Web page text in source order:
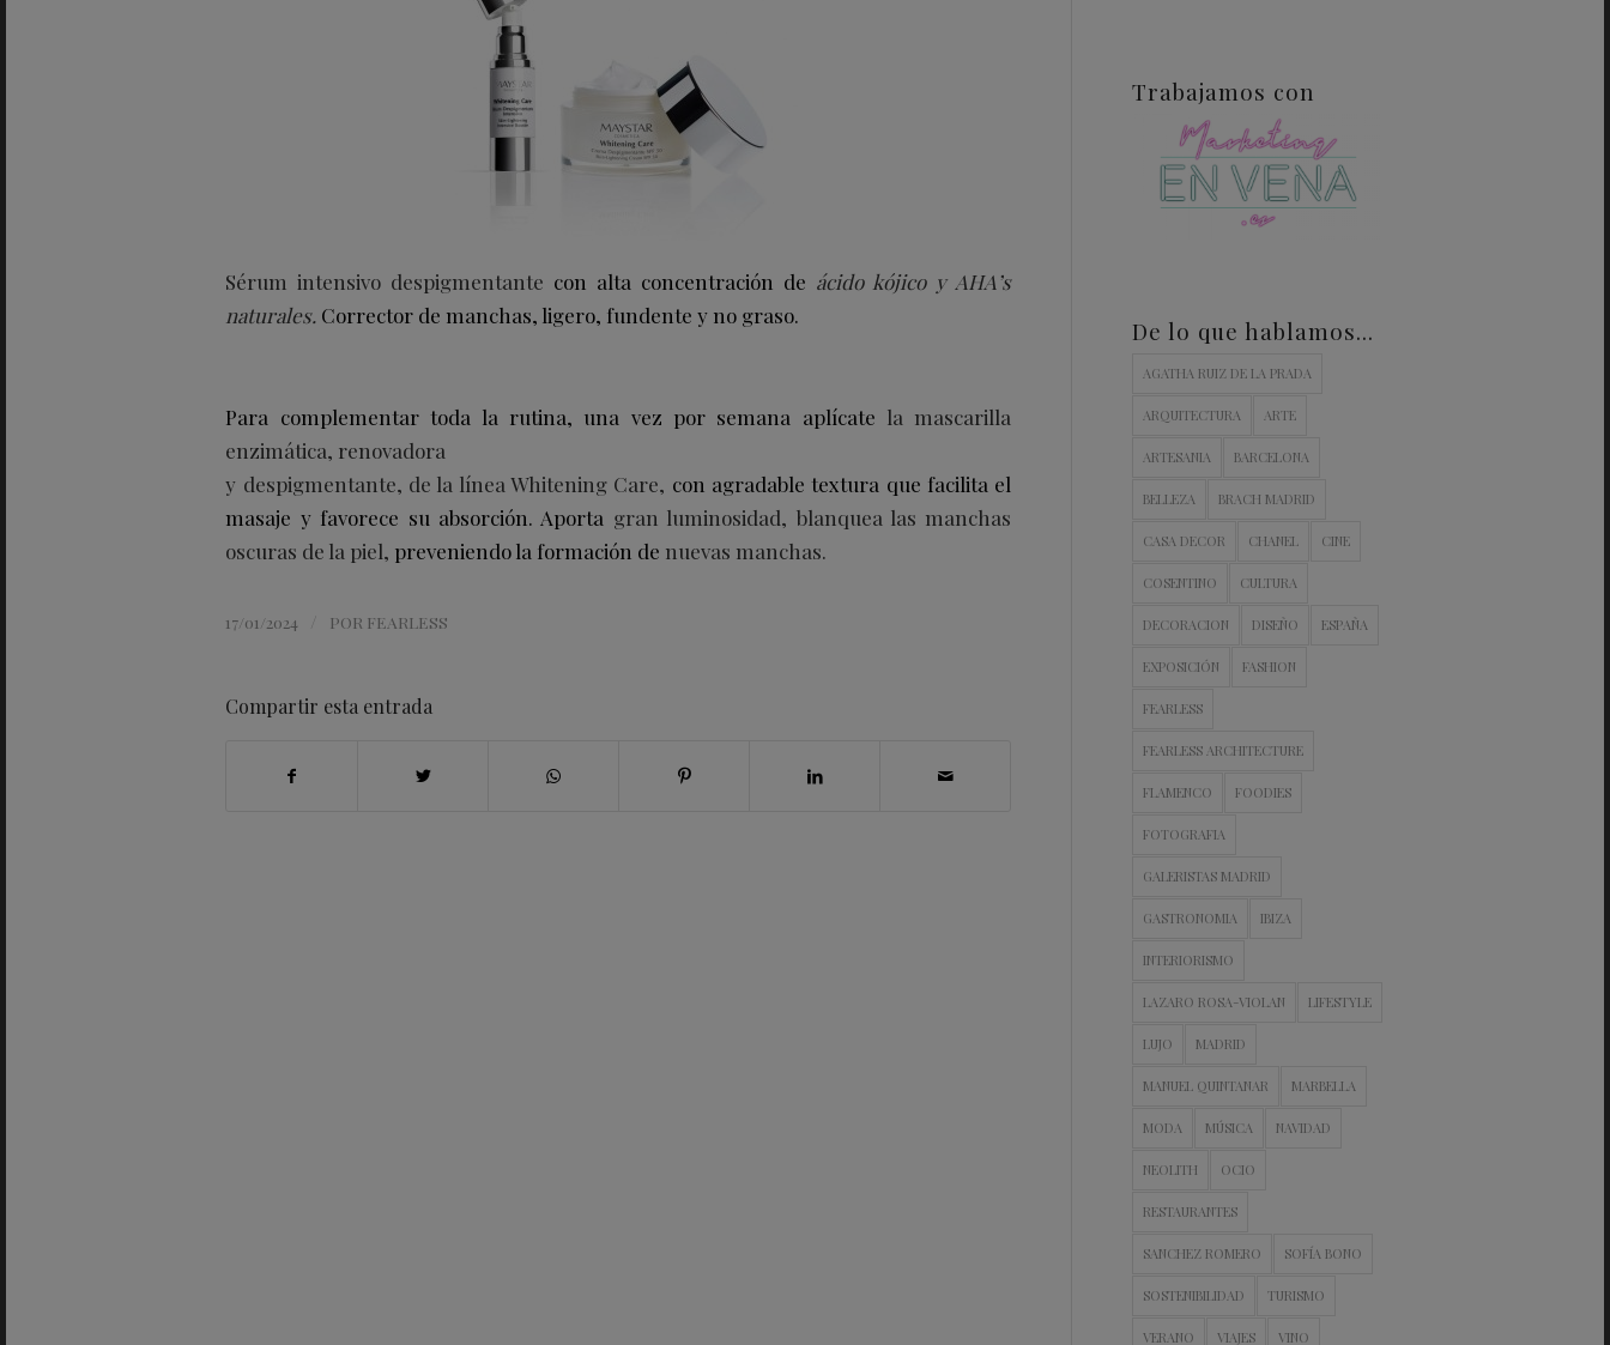
Sérum intensivo despigmentante con alta concentración de ácido kójico y AHA’s
naturales. Corrector de manchas, ligero, fundente y no graso.
Para complementar toda la rutina, una vez por semana aplícate la mascarilla
enzimática, renovadora
y despigmentante, de la línea Whitening Care, con agradable textura que facilita el
masaje y favorece su absorción. Aporta gran luminosidad, blanquea las manchas
oscuras de la piel, preveniendo la formación de nuevas manchas.
17/01/2024 POR FEARLESS
Compartir esta entrada
Trabajamos con
De lo que hablamos…
AGATHA RUIZ DE LA PRADA
ARQUITECTURA ARTE
ARTESANIA BARCELONA
BELLEZA BRACH MADRID
CASA DECOR CHANEL CINE
COSENTINO CULTURA
DECORACION DISEÑO ESPAÑA
EXPOSICIÓN FASHION
FEARLESS
FEARLESS ARCHITECTURE
FLAMENCO FOODIES
FOTOGRAFIA
GALERISTAS MADRID
GASTRONOMIA IBIZA
INTERIORISMO
LAZARO ROSA-VIOLAN LIFESTYLE
LUJO MADRID
MANUEL QUINTANAR MARBELLA
MODA MÚSICA NAVIDAD
NEOLITH OCIO
RESTAURANTES
SANCHEZ ROMERO SOFÍA BONO
SOSTENIBILIDAD TURISMO
VERANO VIAJES VINO